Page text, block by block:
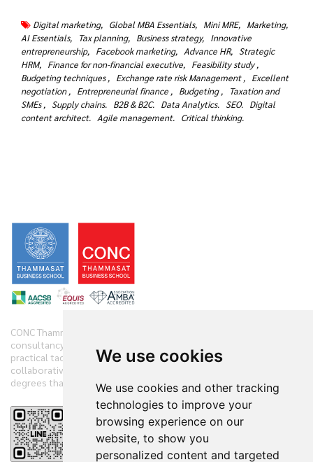
We use cookies
We use cookies and other tracking
technologies to improve your
browsing experience on our
website, to show you
personalized content and targeted
Digital marketing, Global MBA Essentials, Mini MRE, Marketing,
AI Essentials,
Tax planning, Business strategy, Innovative
entrepreneurship, Facebook marketing, Advance HR, Strategic
HRM, Finance for non-financial executive, Feasibility study ,
Budgeting techniques , Exchange rate risk Management , Excellent
negotiation , Entrepreneurial finance , Budgeting ,
Taxation and
SMEs , Supply chains. B2B & B2C. Data Analytics. SEO. Digital
content architect. Agile management. Critical thinking.
CONC Thammasat offers clients diverse range of business
consultancy, implementation services and training initiatives with
practical tactics. We have practiced and demonstrate new
collaborative techniques to diagnose clients’ companies in 360
degrees that have accelerated the clients’ performances.
Reviews